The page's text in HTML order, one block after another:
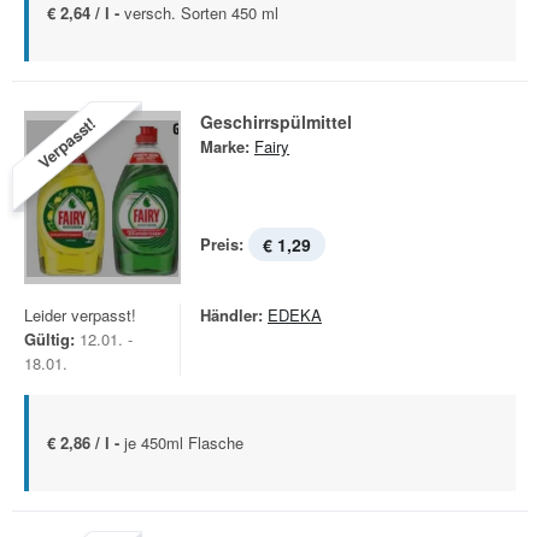
€ 2,64 / l - versch. Sorten 450 ml
Verpasst! Geschirrspülmittel
Marke: Fairy
Preis: € 1,29
Leider verpasst!
Gültig: 12.01. -
18.01.
Händler: EDEKA
€ 2,86 / l - je 450ml Flasche